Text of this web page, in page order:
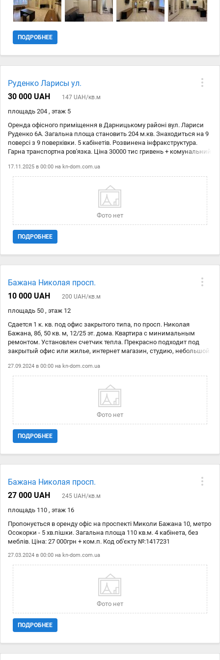
хвилин ходьби.
ПОДРОБНЕЕ
Руденко Ларисы ул.
30 000 UAH
147 UAH/кв.м
площадь 204 , этаж 5
Оренда офісного приміщення в Дарницькому районі вул. Лариси
Руденко 6А. Загальна площа становить 204 м.кв. Знаходиться на 9
поверсі з 9 поверхівки. 5 кабінетів. Розвинена інфракструктура.
Гарна транспортна ров'язка. Ціна 30000 тис гривень + комунальний
17.11.2025 в 00:00 на kn-dom.com.ua
Фото нет
ПОДРОБНЕЕ
Бажана Николая просп.
10 000 UAH
200 UAH/кв.м
площадь 50 , этаж 12
Сдается 1 к. кв. под офис закрытого типа, по просп. Николая
Бажана, 8б, 50 кв. м, 12/25 эт. дома. Квартира с минимальным
ремонтом. Установлен счетчик тепла. Прекрасно подходит под
закрытый офис или жилье, интернет магазин, студию, небольшой
подземные паркинги, видеонаблюдение, охрана. Прекрасная
инфраструктура и транспортная развязка, до ст. м. Осокорки 5-7
мин. ходьбы. Стоимость 10 000 грн. Код объекта № 1414425.
27.09.2024 в 00:00 на kn-dom.com.ua
Фото нет
ПОДРОБНЕЕ
Бажана Николая просп.
27 000 UAH
245 UAH/кв.м
площадь 110 , этаж 16
Пропонується в оренду офіс на проспекті Миколи Бажана 10, метро
Осокорки - 5 хв.пішки. Загальна площа 110 кв.м. 4 кабінета, без
меблів. Ціна: 27 000грн + ком.п. Код об'єкту №:1417231
27.03.2024 в 00:00 на kn-dom.com.ua
Фото нет
ПОДРОБНЕЕ